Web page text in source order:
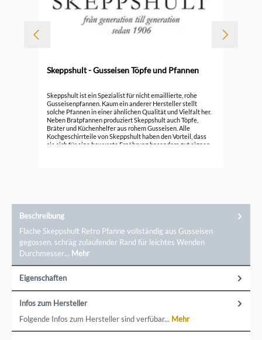
Skeppshult - Gusseisen Töpfe und Pfannen
Skeppshult ist ein Spezialist für nicht emaillierte, rohe
Gusseisenpfannen. Kaum ein anderer Hersteller stellt
solche Pfannen in einer ähnlichen Qualität und Vielfalt her.
Neben Bratpfannen produziert Skeppshult auch Töpfe,
Bräter und Küchenhelfer aus rohem Gusseisen. Alle
Kochgeschirrteile von Skeppshult haben den Vorteil, dass
sie sich für eine bewusste Ernährung besonders gut eignen
Beschreibung
Flache Skeppshult Retro Pfanne vollständig aus Gusseisen
gegossen. schräg zulaufender Rand für leichtes Wenden
Durchmesser… Mehr
Eigenschaften
Infos zum Hersteller
Folgende Infos zum Hersteller sind verfübar... Mehr